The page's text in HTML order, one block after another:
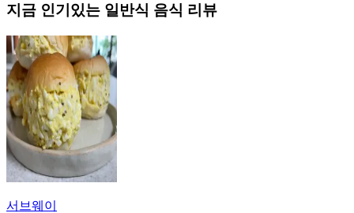
지금 인기있는 일반식 음식 리뷰
서브웨이